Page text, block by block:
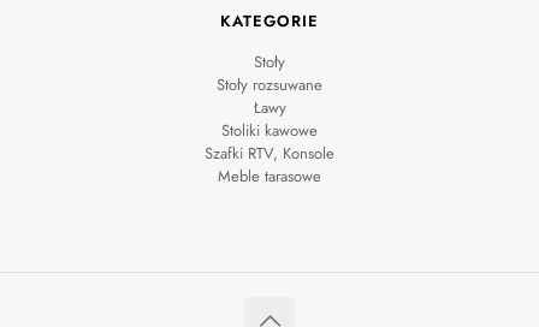
KATEGORIE
Stoły
Stoły rozsuwane
Ławy
Stoliki kawowe
Szafki RTV, Konsole
Meble tarasowe